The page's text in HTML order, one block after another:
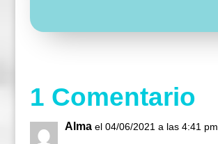
1 Comentario
Alma el 04/06/2021 a las 4:41 pm